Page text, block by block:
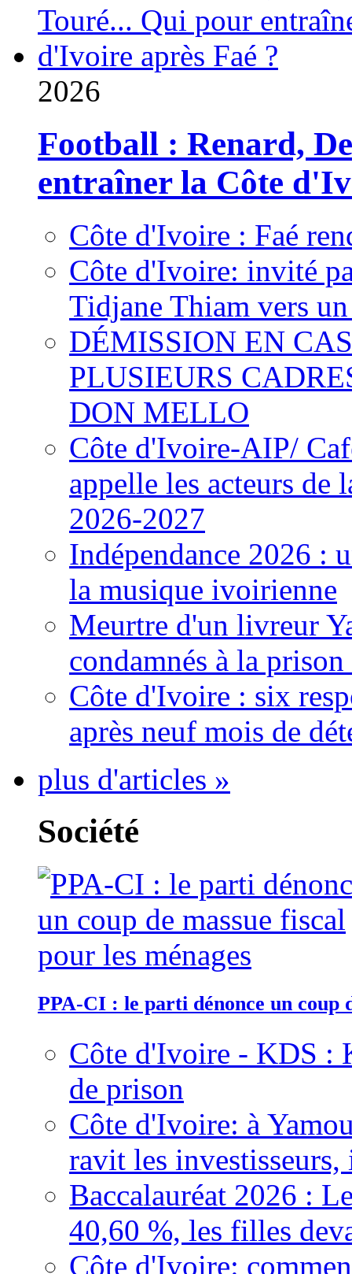
2026
Football : Renard,
entraîner la Côte
Côte d'Ivoire : Faé
Côte d'Ivoire: invité
Tidjane Thiam vers
DÉMISSION EN
PLUSIEURS
DON MELLO
Côte d'Ivoire-AIP/
appelle les acteurs de
2026-2027
Indépendance 2026 :
la musique ivoirienne
Meurtre d'un livreur
condamnés à la
Côte d'Ivoire : six
après neuf mois de
plus d'articles »
Société
PPA-CI : le parti dénonce un coup
Côte d'Ivoire - KDS :
de prison
Côte d'Ivoire: à
ravit les
Baccalauréat 2026 :
40,60 %, les filles
Côte d'Ivoire: